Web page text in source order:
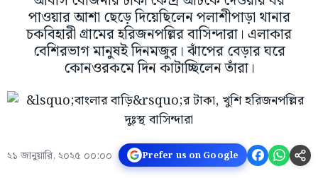
পাওয়ার আশা ছেড়ে দিয়েছিলেন পলাশীপাড়া থানার
চকবিহারী গ্রামের হরিজনপল্লির বাসিন্দারা। এলাকার
বেশিরভাগ মানুষই দিনমজুর। ঝাঁপের বেড়ার ঘরে
কোনওরকমে দিন কাটাচ্ছিলেন তাঁরা।
২১ জানুয়ারি, ২০২৫ ০০:০০ Prefer us on Google